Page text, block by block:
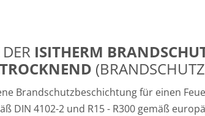
ISITHERM
Brandschutzbeschichtung für einen
DIN 4102-2 und R15 - R300 gemäß